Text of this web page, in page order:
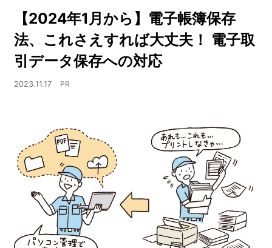
【2024年1月から】電子帳簿保存
法、これさえすれば大丈夫！ 電子取
引データ保存への対応
2023.11.17 PR